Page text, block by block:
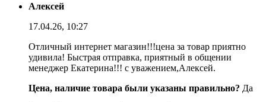
Алексей
17.04.26, 10:27
Отличный интернет магазин!!!цена за товар приятно
удивила! Быстрая отправка, приятный в общении
менеджер Екатерина!!! с уважением,Алексей.
Цена, наличие товара были указаны правильно? Да